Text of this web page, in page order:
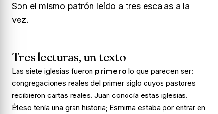
Son el mismo patrón leído a tres escalas a la
vez.
Tres lecturas, un texto
Las siete iglesias fueron primero lo que parecen ser:
congregaciones reales del primer siglo cuyos pastores
recibieron cartas reales. Juan conocía estas iglesias.
Éfeso tenía una gran historia; Esmirna estaba por entrar en